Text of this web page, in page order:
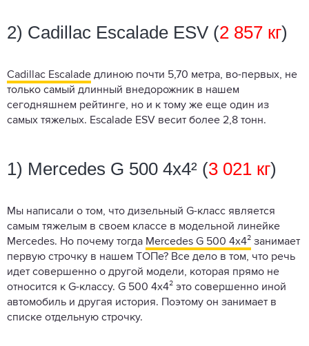
2) Cadillac Escalade ESV (2 857 кг)
Cadillac Escalade длиною почти 5,70 метра, во-первых, не
только самый длинный внедорожник в нашем
сегодняшнем рейтинге, но и к тому же еще один из
самых тяжелых. Escalade ESV весит более 2,8 тонн.
1) Mercedes G 500 4x4² (3 021 кг)
Мы написали о том, что дизельный G-класс является
самым тяжелым в своем классе в модельной линейке
Mercedes. Но почему тогда Mercedes G 500 4x4² занимает
первую строчку в нашем ТОПе? Все дело в том, что речь
идет совершенно о другой модели, которая прямо не
относится к G-классу. G 500 4x4² это совершенно иной
автомобиль и другая история. Поэтому он занимает в
списке отдельную строчку.